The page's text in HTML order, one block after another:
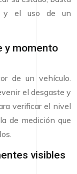
y el uso de un
y momento
de un vehículo.
el desgaste y
verificar el nivel
de medición que
visibles